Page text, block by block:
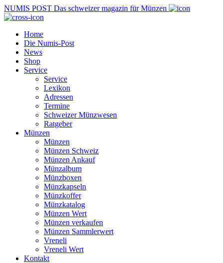
NUMIS POST Das schweizer magazin für Münzen
Home
Die Numis-Post
News
Shop
Service
Service
Lexikon
Adressen
Termine
Schweizer Münzwesen
Ratgeber
Münzen
Münzen
Münzen Schweiz
Münzen Ankauf
Münzalbum
Münzboxen
Münzkapseln
Münzkoffer
Münzkatalog
Münzen Wert
Münzen verkaufen
Münzen Sammlerwert
Vreneli
Vreneli Wert
Kontakt